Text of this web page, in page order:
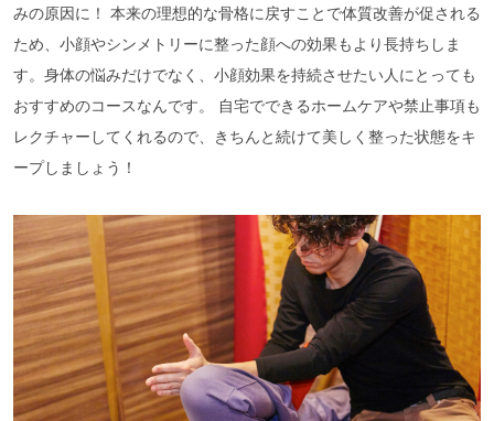
みの原因に！ 本来の理想的な骨格に戻すことで体質改善が促される
ため、小顔やシンメトリーに整った顔への効果もより長持ちしま
す。身体の悩みだけでなく、小顔効果を持続させたい人にとっても
おすすめのコースなんです。 自宅でできるホームケアや禁止事項も
レクチャーしてくれるので、きちんと続けて美しく整った状態をキ
ープしましょう！